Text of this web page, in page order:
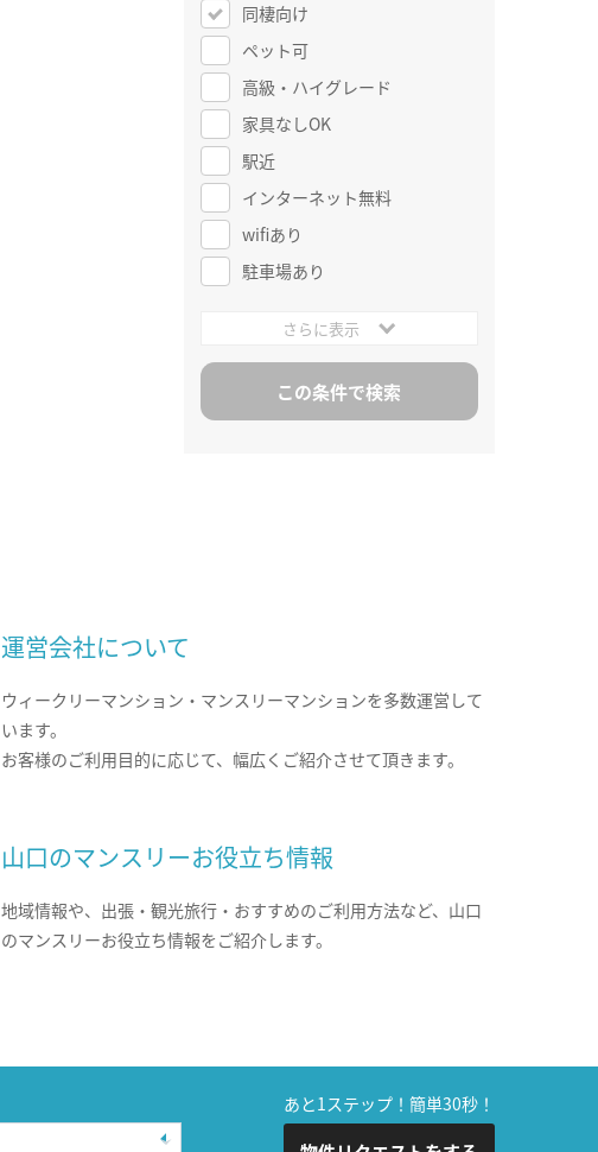
同棲向け
ペット可
高級・ハイグレード
家具なしOK
駅近
インターネット無料
wifiあり
駐車場あり
さらに表示
運営会社について
ウィークリーマンション・マンスリーマンションを多数運営して
います。
お客様のご利用目的に応じて、幅広くご紹介させて頂きます。
山口のマンスリーお役立ち情報
地域情報や、出張・観光旅行・おすすめのご利用方法など、山口
のマンスリーお役立ち情報をご紹介します。
あと1ステップ！簡単30秒！